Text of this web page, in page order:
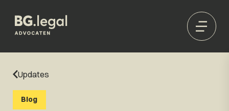
Updates
Blog